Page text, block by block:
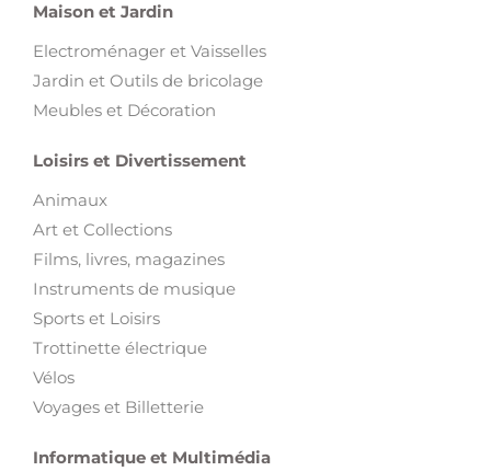
Maison et Jardin
Electroménager et Vaisselles
Jardin et Outils de bricolage
Meubles et Décoration
Loisirs et Divertissement
Animaux
Art et Collections
Films, livres, magazines
Instruments de musique
Sports et Loisirs
Trottinette électrique
Vélos
Voyages et Billetterie
Informatique et Multimédia